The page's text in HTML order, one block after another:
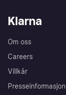
Klarna
Om oss
Careers
Villkår
Presseinformasjon